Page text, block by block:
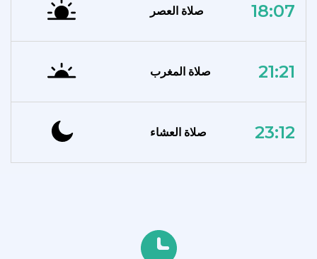
صلاة العصر 18:07
صلاة المغرب 21:21
صلاة العشاء 23:12